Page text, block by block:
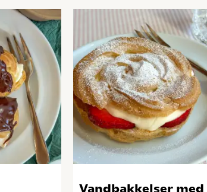
Vandbakkelser med